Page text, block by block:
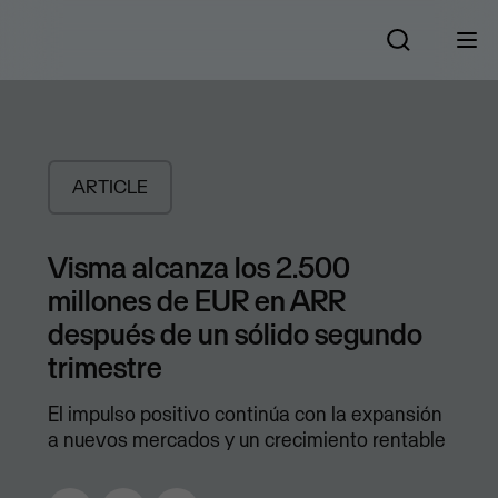
ARTICLE
Visma alcanza los 2.500
millones de EUR en ARR
después de un sólido segundo
trimestre
El impulso positivo continúa con la expansión
a nuevos mercados y un crecimiento rentable